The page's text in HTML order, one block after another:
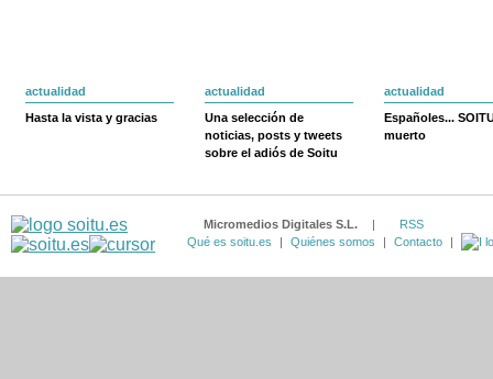
actualidad
Hasta la vista y gracias
actualidad
Una selección de
noticias, posts y tweets
sobre el adiós de Soitu
actualidad
Españoles...
muerto
Micromedios Digitales S.L. |
RSS
Qué es soitu.es
| Quiénes somos | Contacto |